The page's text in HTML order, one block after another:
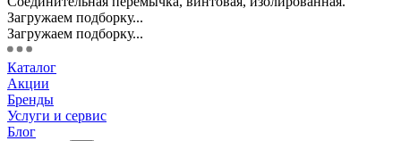
Загружаем подборку...
Загружаем подборку...
Каталог
Акции
Бренды
Услуги и сервис
Блог